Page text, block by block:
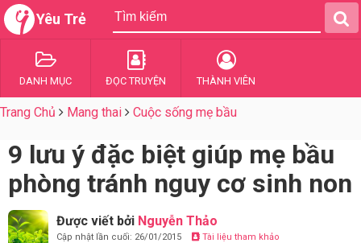
Yêu Trẻ
DANH MỤC ĐỌC TRUYỆN THÀNH VIÊN
Trang Chủ Mang thai Cuộc sống mẹ bầu
9 lưu ý đặc biệt giúp mẹ bầu
phòng tránh nguy cơ sinh non
Được viết bởi Nguyễn Thảo
Cập nhật lần cuối: 26/01/2015 Tài liệu tham khảo